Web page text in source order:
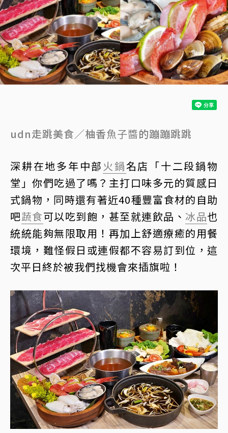
udn走跳美食／柚香魚子醬的蹦蹦跳跳
深耕在地多年中部 火鍋名店「十二段鍋物
堂」你們吃過了嗎？主打口味多元的質感日
式鍋物，同時還有著近40種豐富食材的自助
吧蔬食可以吃到飽，甚至就連飲品、 冰品也
統統能夠無限取用！再加上舒適療癒的用餐
環境，難怪假日或連假都不容易訂到位，這
次平日終於被我們找機會來插旗啦！